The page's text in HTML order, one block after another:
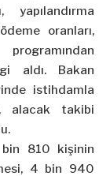
yapılandırma
oranları,
aldı. Bakan
istihdamla
alacak takibi
bin 810 kişinin
4 bin 940